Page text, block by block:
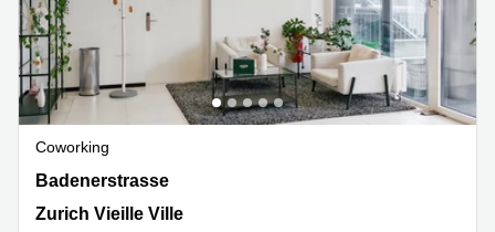
Coworking
Badenerstrasse 549,1. und 3. Stock, Zurich Vieille Ville
Badenerstrasse
Zurich Vieille Ville